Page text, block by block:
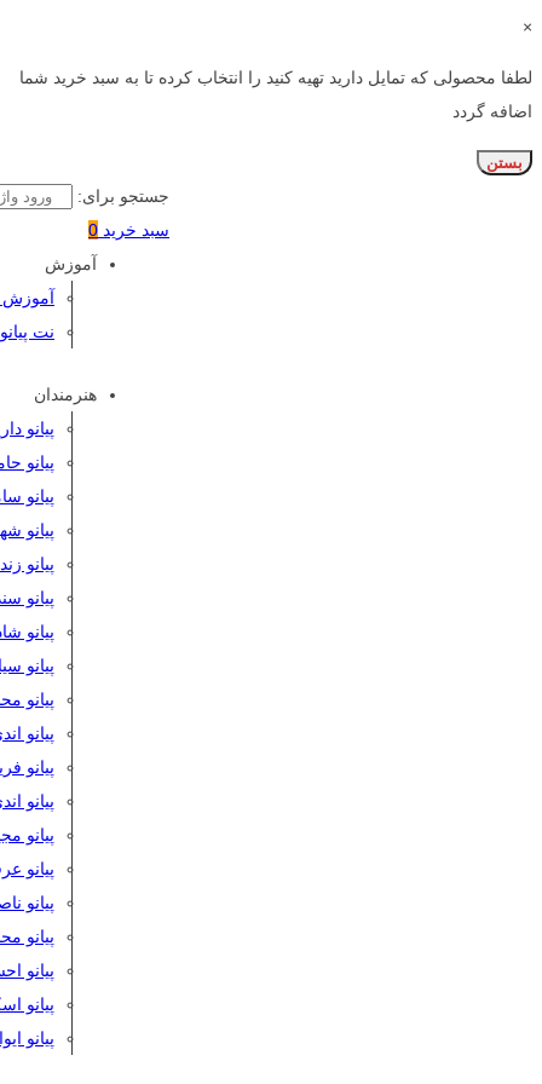
×
لطفا محصولی که تمایل دارید تهیه کنید را انتخاب کرده تا به سبد خرید شما
اضافه گردد
بستن
جستجو برای:
سبد خرید 0
آموزش
آموزش
نت پیانو
هنرمندان
پیانو
پیانو
پیانو
پیانو
پیانو
پیانو
پیانو
پیانو
پیانو
پیانو
پیانو
پیانو
پیانو
پیانو
پیانو
پیانو
پیانو
پیانو
پیانو